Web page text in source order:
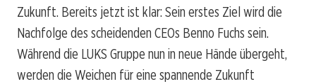
Zukunft. Bereits jetzt ist klar: Sein erstes Ziel wird die
Nachfolge des scheidenden CEOs Benno Fuchs sein.
Während die LUKS Gruppe nun in neue Hände übergeht,
werden die Weichen für eine spannende Zukunft